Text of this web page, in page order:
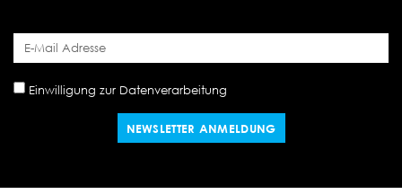
Einwilligung zur Datenverarbeitung
NEWSLETTER ANMELDUNG